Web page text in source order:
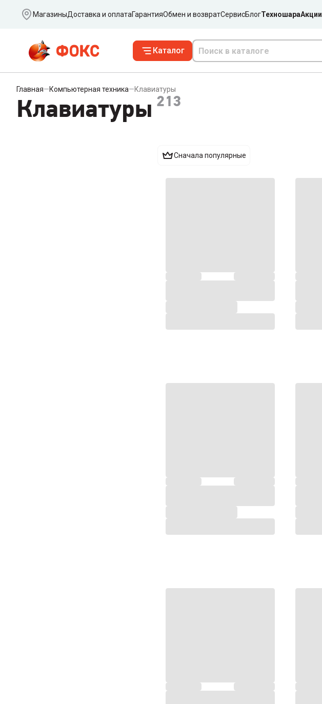
Ваш город
МагазиныДоставка и оплатаГарантияОбмен и возвратСервисБлогТехношараАкции
Каталог
Главная—Компьютерная техника—Клавиатуры
Клавиатуры 213
Сначала популярные